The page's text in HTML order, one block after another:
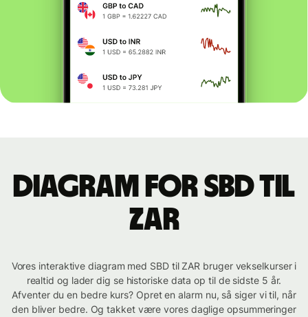
Diagram for SBD til
ZAR
Vores interaktive diagram med SBD til ZAR bruger vekselkurser i
realtid og lader dig se historiske data op til de sidste 5 år.
Afventer du en bedre kurs? Opret en alarm nu, så siger vi til, når
den bliver bedre. Og takket være vores daglige opsummeringer